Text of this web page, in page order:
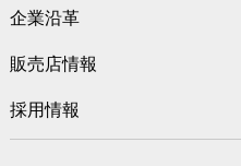
企業沿革
販売店情報
採用情報